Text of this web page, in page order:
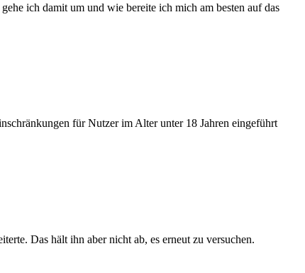
ich damit um und wie bereite ich mich am besten auf das
für Nutzer im Alter unter 18 Jahren eingeführt
Das hält ihn aber nicht ab, es erneut zu versuchen.